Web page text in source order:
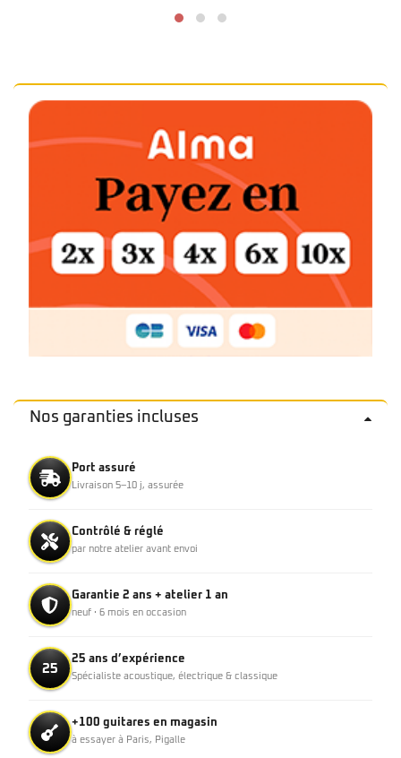
Nos garanties incluses
Port assuré
Livraison 5–10 j, assurée
Contrôlé & réglé
par notre atelier avant envoi
Garantie 2 ans + atelier 1 an
neuf · 6 mois en occasion
25
25 ans d’expérience
Spécialiste acoustique, électrique & classique
+100 guitares en magasin
à essayer à Paris, Pigalle